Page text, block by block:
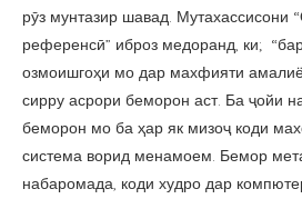
рӯз мунтазир шавад. Мутахассисони
референсӣ” иброз медоранд, ки;
озмоишгоҳи мо дар махфияти
сирру асрори беморон аст. Ба ҷойи
беморон мо ба ҳар як мизоҷ коди
система ворид менамоем. Бемор
набаромада, коди худро дар